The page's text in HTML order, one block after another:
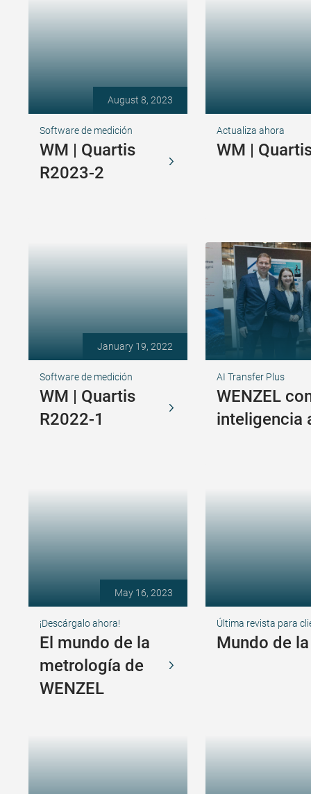
August 8, 2023
Software de medición
WM | Quartis
R2023-2
Actualiza ahora
WM |
January 19, 2022
Software de medición
WM | Quartis
R2022-1
AI Transfer Plus
WENZEL
inteligencia
May 16, 2023
¡Descárgalo ahora!
El mundo de la
metrología de
WENZEL
Última revista para
Mundo de